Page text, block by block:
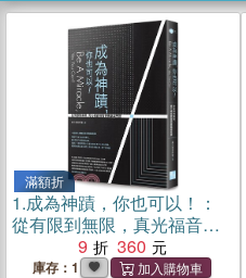
滿額折
1.成為神蹟，你也可以！：
從有限到無限，真光福音教
會的勇氣與見證
9 360
庫存：1